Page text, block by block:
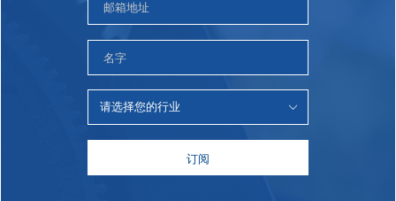
订阅